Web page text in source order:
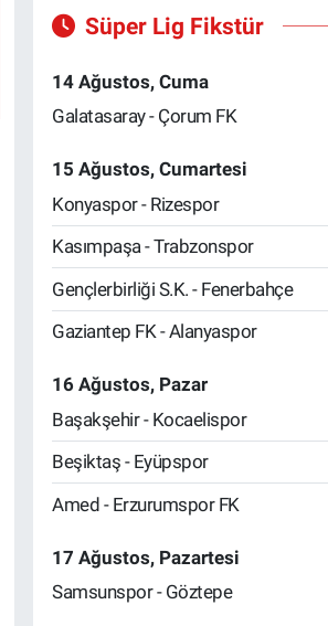
Süper Lig Fikstür
14 Ağustos, Cuma
Galatasaray - Çorum FK
15 Ağustos, Cumartesi
Konyaspor - Rizespor
Kasımpaşa - Trabzonspor
Gençlerbirliği S.K. - Fenerbahçe
Gaziantep FK - Alanyaspor
16 Ağustos, Pazar
Başakşehir - Kocaelispor
Beşiktaş - Eyüpspor
Amed - Erzurumspor FK
17 Ağustos, Pazartesi
Samsunspor - Göztepe